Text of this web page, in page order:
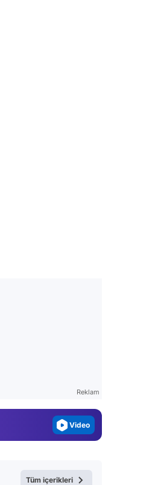
Reklam
Video
Tüm içerikleri